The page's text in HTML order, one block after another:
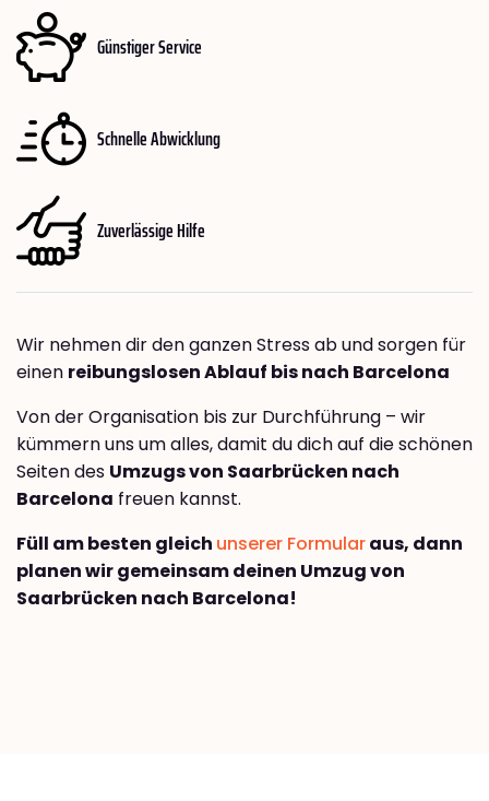
Günstiger Service
Schnelle Abwicklung
Zuverlässige Hilfe
Wir nehmen dir den ganzen Stress ab und sorgen für
einen reibungslosen Ablauf bis nach Barcelona
Von der Organisation bis zur Durchführung – wir
kümmern uns um alles, damit du dich auf die schönen
Seiten des Umzugs von Saarbrücken nach
Barcelona freuen kannst.
Füll am besten gleich unserer Formularaus, dann
planen wir gemeinsam deinen Umzug von
Saarbrücken nach Barcelona!